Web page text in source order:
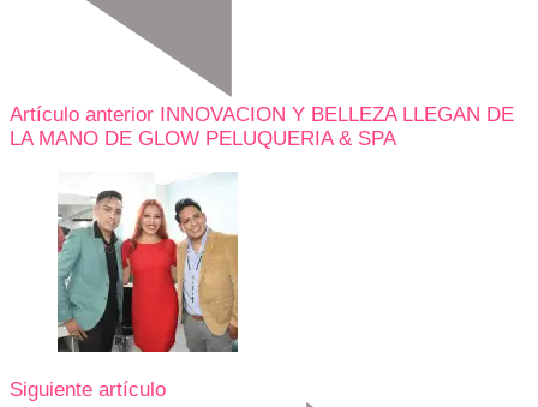
Artículo anterior INNOVACION Y BELLEZA LLEGAN DE
LA MANO DE GLOW PELUQUERIA & SPA
Siguiente artículo